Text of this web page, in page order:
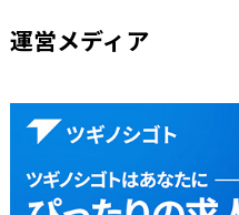
運営メディア